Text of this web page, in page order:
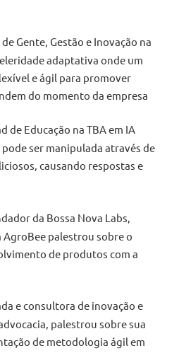
Gente, Gestão e Inovação na
adaptativa onde um
e ágil para promover
do momento da empresa
de Educação na TBA em IA
ser manipulada através de
causando respostas e
da Bossa Nova Labs,
palestrou sobre o
de produtos com a
e consultora de inovação e
palestrou sobre sua
de metodologia ágil em